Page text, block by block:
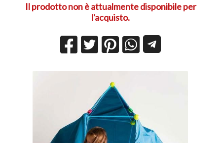
Il prodotto non è attualmente disponibile per
l'acquisto.